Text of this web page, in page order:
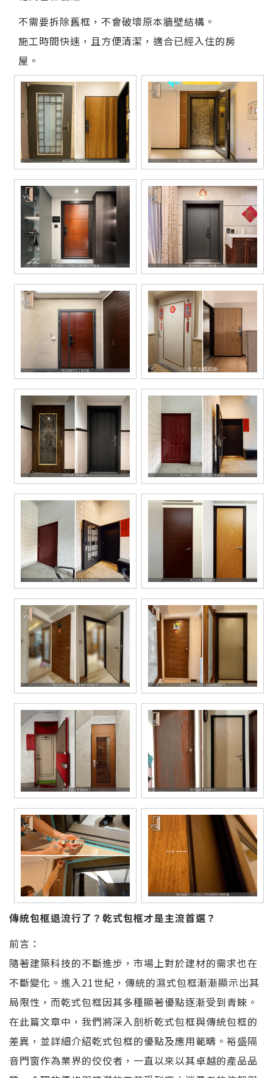
不需要拆除舊框，不會破壞原本牆壁結構。
施工時間快速，且方便清潔，適合已經入住的房
屋。
傳統包框退流行了？乾式包框才是主流首選？
前言：
隨著建築科技的不斷進步，市場上對於建材的需求也在
不斷變化。進入21世紀，傳統的濕式包框漸漸顯示出其
局限性，而乾式包框因其多種顯著優點逐漸受到青睞。
在此篇文章中，我們將深入剖析乾式包框與傳統包框的
差異，並詳細介紹乾式包框的優點及應用範疇。裕盛隔
音門窗作為業界的佼佼者，一直以來以其卓越的產品品